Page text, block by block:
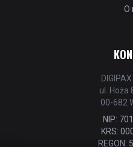
O
DIGIPAX
ul. Hoża
00-682
NIP:
KRS:
REGON: